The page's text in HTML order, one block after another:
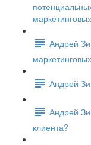
Андрей
Андрей
Андрей
клиента?